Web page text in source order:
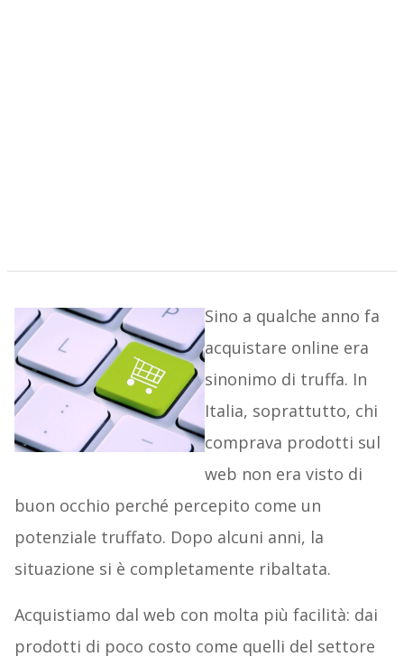
Sino a qualche anno fa
acquistare online era
sinonimo di truffa. In
Italia, soprattutto, chi
comprava prodotti sul
web non era visto di
buon occhio perché percepito come un
potenziale truffato. Dopo alcuni anni, la
situazione si è completamente ribaltata.
Acquistiamo dal web con molta più facilità: dai
prodotti di poco costo come quelli del settore